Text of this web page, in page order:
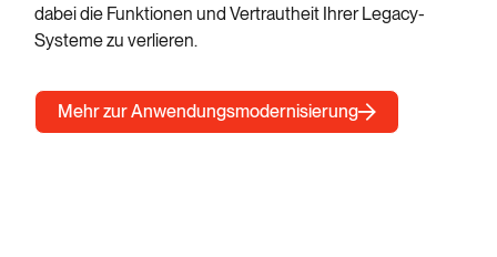
dabei die Funktionen und Vertrautheit Ihrer Legacy-
Systeme zu verlieren.
Mehr zur Anwendungsmodernisierung